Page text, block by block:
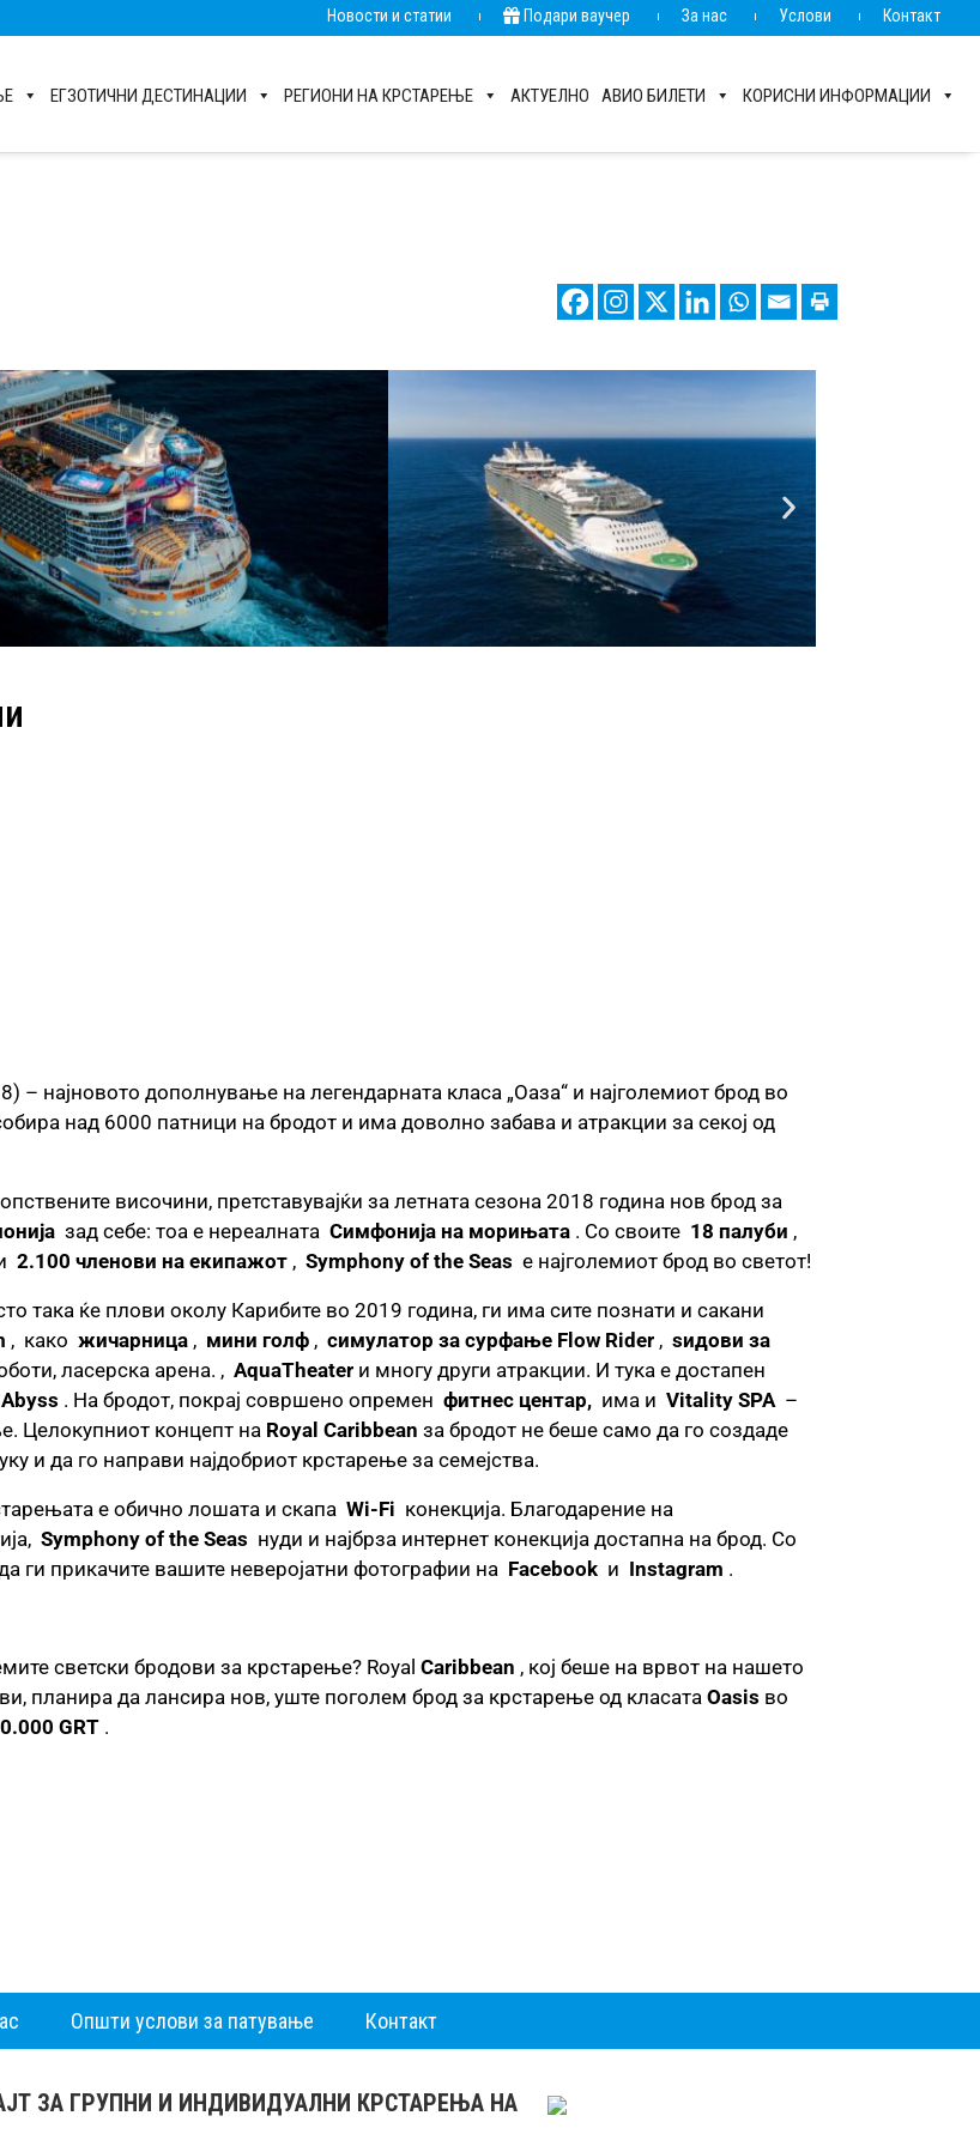
Новости и статии Подари ваучер За нас Услови Контакт
ЕГЗОТИЧНИ ДЕСТИНАЦИИ РЕГИОНИ НА КРСТАРЕЊЕ АКТУЕЛНО АВИО БИЛЕТИ КОРИСНИ ИНФОРМАЦИИ
– најновото дополнување на легендарната класа „Оаза“ и најголемиот брод во
над 6000 патници на бродот и има доволно забава и атракции за секој од
височини, претставувајќи за летната сезона 2018 година нов брод за
зад себе: тоа е нереалната Симфонија на морињата . Со своите 18 палуби ,
2.100 членови на екипажот , Symphony of the Seas е најголемиот брод во светот!
така ќе плови околу Карибите во 2019 година, ги има сите познати и сакани
, како жичарница , мини голф , симулатор за сурфање Flow Rider , ѕидови за
ласерска арена. , AquaTheater и многу други атракции. И тука е достапен
. На бродот, покрај совршено опремен фитнес центар, има и Vitality SPA –
Целокупниот концепт на Royal Caribbean за бродот не беше само да го создаде
и да го направи најдобриот крстарење за семејства.
е обично лошата и скапа Wi-Fi конекција. Благодарение на
Symphony of the Seas нуди и најбрза интернет конекција достапна на брод. Со
ги прикачите вашите неверојатни фотографии на Facebook и Instagram .
светски бродови за крстарење? Royal Caribbean , кој беше на врвот на нашето
планира да лансира нов, уште поголем брод за крстарење од класата Oasis во
GRT .
Општи услови за патување Контакт
ЗА ГРУПНИ И ИНДИВИДУАЛНИ КРСТАРЕЊА НА